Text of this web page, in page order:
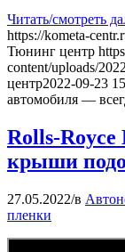
Читать/смотреть
https://kometa-
Тюнинг центр
content/uploads/
центр2022-09-23
автомобиля —
Rolls-
крыши
27.05.2022/в
пленки